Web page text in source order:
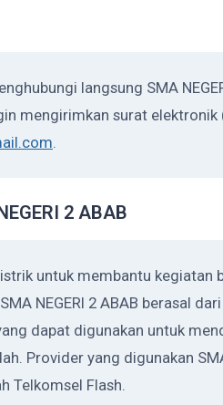
langsung SMA
mengirimkan surat elektronik
.
2 ABAB
untuk membantu kegiatan
NEGERI 2 ABAB berasal dari
dapat digunakan untuk
Provider yang digunakan
Telkomsel Flash.